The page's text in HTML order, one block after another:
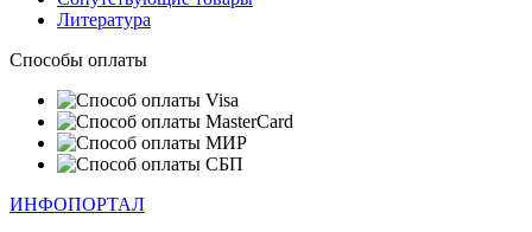
Литература
Способы оплаты
ИНФОПОРТАЛ